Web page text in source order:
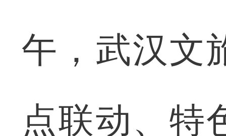
午，武汉文
点联动、特